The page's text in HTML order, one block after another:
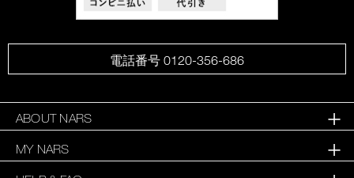
電話番号 0120-356-686
ABOUT NARS
MY NARS